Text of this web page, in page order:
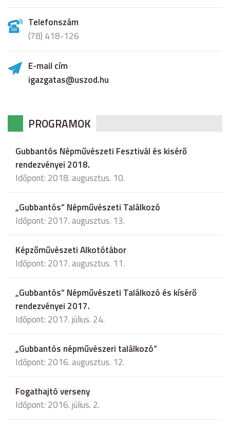
Telefonszám
(78) 418-126
E-mail cím
igazgatas@uszod.hu
PROGRAMOK
Gubbantós Népművészeti Fesztivál és kisérő
rendezvényei 2018.
Időpont: 2018. augusztus. 10.
„Gubbantós” Népművészeti Találkozó
Időpont: 2017. augusztus. 13.
Képzőművészeti Alkotótábor
Időpont: 2017. augusztus. 11.
„Gubbantós” Népművészeti Találkozó és kísérő
rendezvényei 2017.
Időpont: 2017. július. 24.
„Gubbantós népművészeri találkozó”
Időpont: 2016. augusztus. 12.
Fogathajtó verseny
Időpont: 2016. július. 2.